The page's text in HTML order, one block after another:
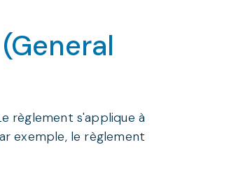
règlement s'applique à
exemple, le règlement